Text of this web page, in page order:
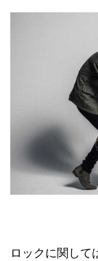
ロックに関して